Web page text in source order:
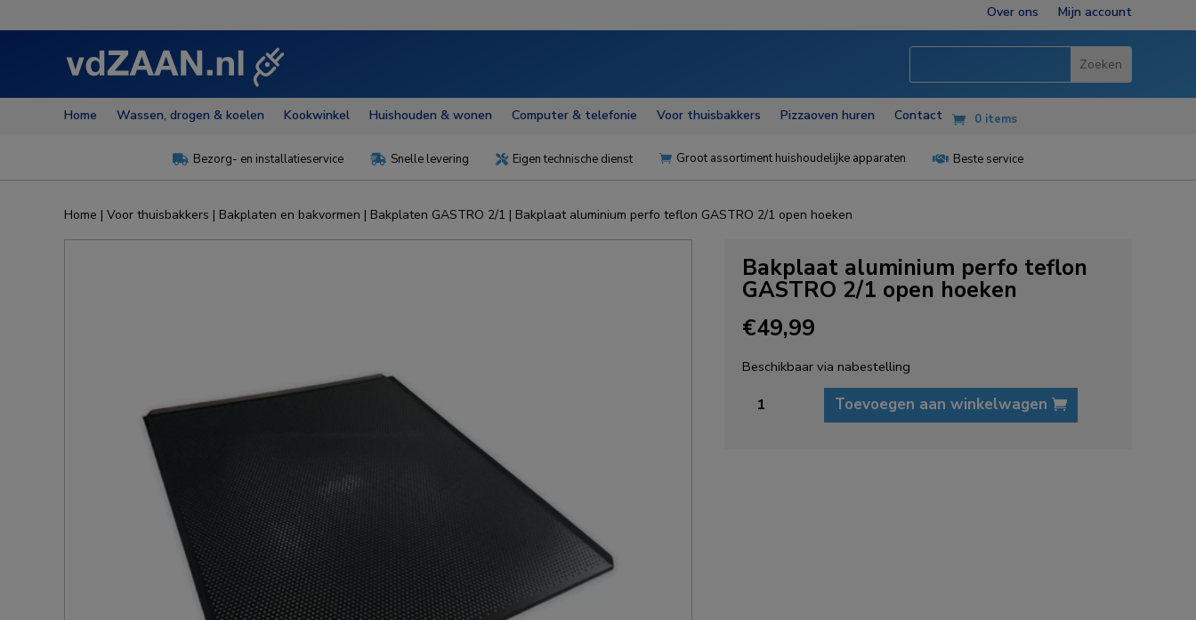
Over ons Mijn account
Home Wassen, drogen & koelen Kookwinkel Huishouden & wonen Computer & telefonie Voor thuisbakkers Pizzaoven huren Contact 0 items
 Bezorg- en installatieservice  Snelle levering  Eigen technische dienst  Groot assortiment huishoudelijke apparaten  Beste service
Home | Voor thuisbakkers | Bakplaten en bakvormen | Bakplaten GASTRO 2/1 | Bakplaat aluminium perfo teflon GASTRO 2/1 open hoeken
Bakplaat aluminium perfo teflon
GASTRO 2/1 open hoeken
€49,99
Beschikbaar via nabestelling
aluminium
Toevoegen aan winkelwagen